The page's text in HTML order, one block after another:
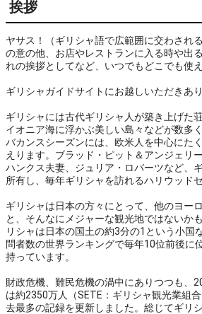
挨拶
ヤサス！（ギリシャ語で広範囲に交わされ
の意の他、お店やレストランに入る時や出
れの挨拶としてなど、いつでもどこでも使え
ギリシャガイドサイトにお越しいただきあ
ギリシャには古代ギリシャ人が築き上げた
イオニア海に浮かぶ美しい島々などが数多
バカンスシーズンには、欧米人を中心にた
えります。ブラッド・ピット＆アンジェリ
ハンクス夫妻、ジュリア・ロバーツなど、
所有し、毎年ギリシャを訪れるハリウッド
ギリシャは日本の方々にとって、他のヨー
と、そんなにメジャーな観光地ではないか
リシャは日本の国土の約3分の1という小国
問者数の世界ランキングで毎年10位前後に
持っています。
財政危機、難民危機の渦中にありつつも、
は約2350万人（SETE：ギリシャ観光業組
去最多の記録を更新しました。総じてギリ